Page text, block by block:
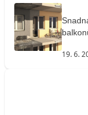
19. 6.